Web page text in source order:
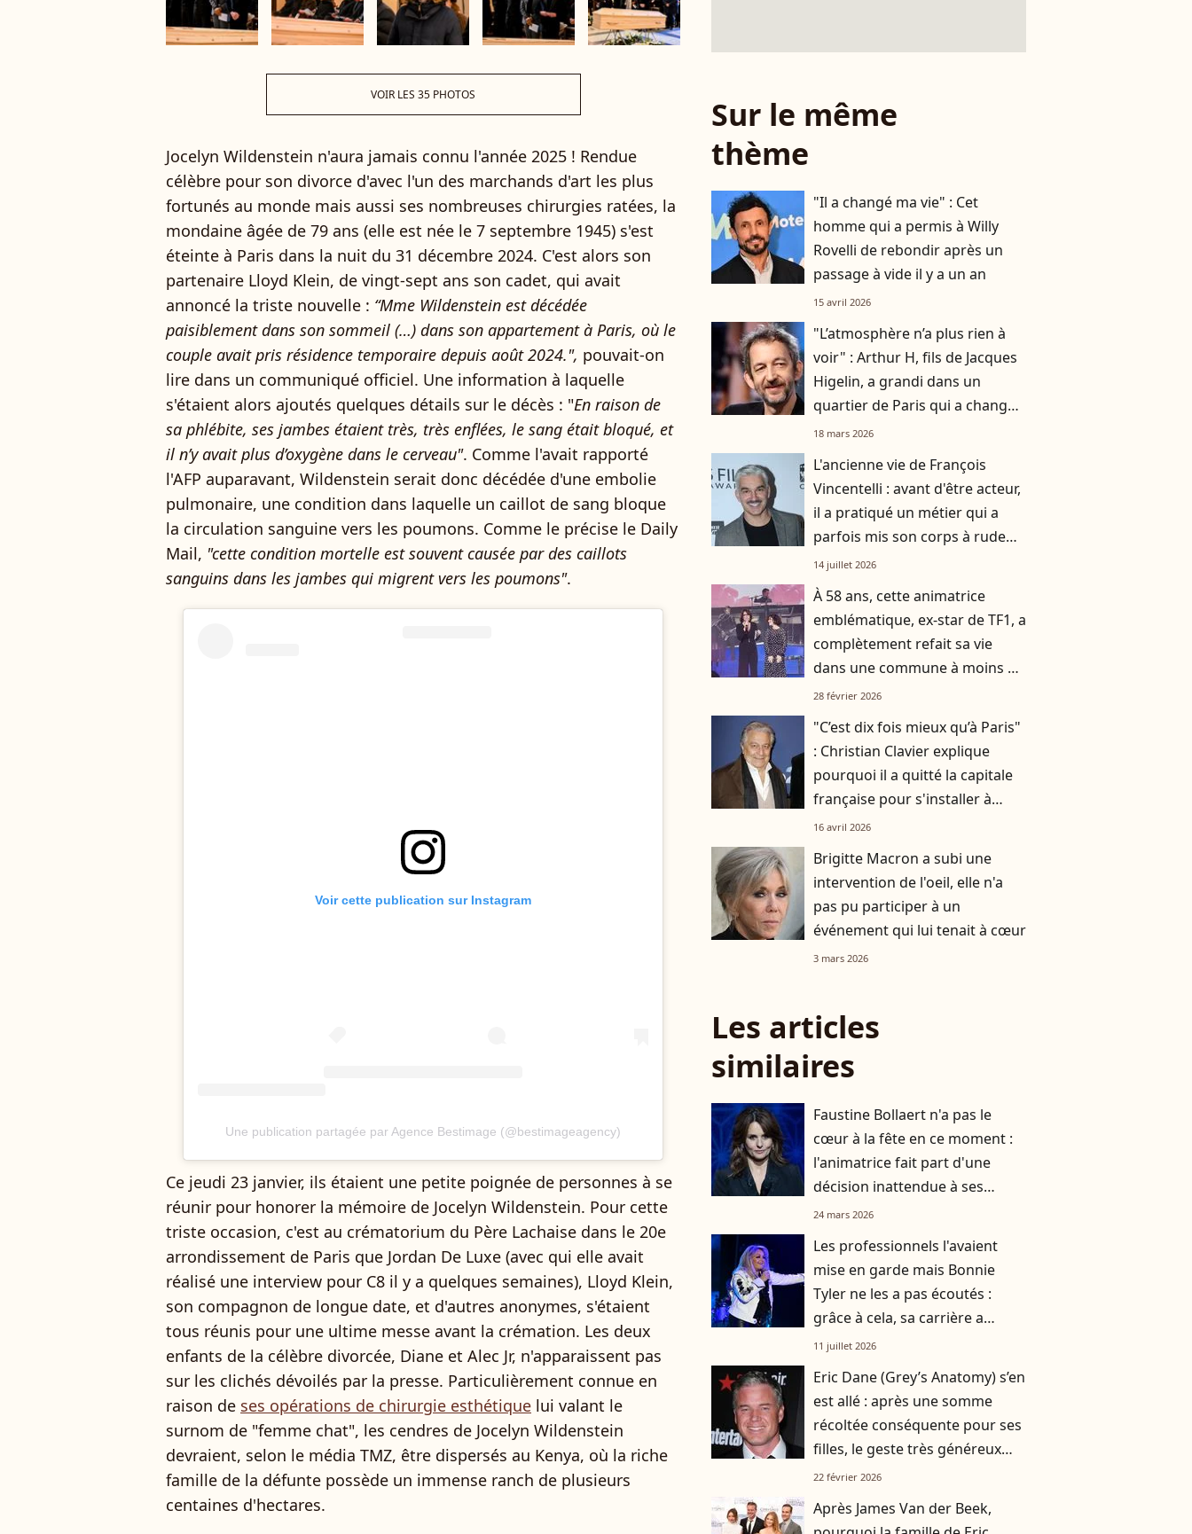
VOIR LES 35 PHOTOS
Jocelyn Wildenstein n'aura jamais connu l'année 2025 ! Rendue
célèbre pour son divorce d'avec l'un des marchands d'art les plus
fortunés au monde mais aussi ses nombreuses chirurgies ratées, la
mondaine âgée de 79 ans (elle est née le 7 septembre 1945) s'est
éteinte à Paris dans la nuit du 31 décembre 2024. C'est alors son
partenaire Lloyd Klein, de vingt-sept ans son cadet, qui avait
annoncé la triste nouvelle : “Mme Wildenstein est décédée
paisiblement dans son sommeil (…) dans son appartement à Paris, où le
couple avait pris résidence temporaire depuis août 2024.", pouvait-on
lire dans un communiqué officiel. Une information à laquelle
s'étaient alors ajoutés quelques détails sur le décès : "En raison de
sa phlébite, ses jambes étaient très, très enflées, le sang était bloqué, et
il n’y avait plus d’oxygène dans le cerveau". Comme l'avait rapporté
l'AFP auparavant, Wildenstein serait donc décédée d'une embolie
pulmonaire, une condition dans laquelle un caillot de sang bloque
la circulation sanguine vers les poumons. Comme le précise le Daily
Mail, "cette condition mortelle est souvent causée par des caillots
sanguins dans les jambes qui migrent vers les poumons".
Voir cette publication sur Instagram
Une publication partagée par Agence Bestimage (@bestimageagency)
Ce jeudi 23 janvier, ils étaient une petite poignée de personnes à se
réunir pour honorer la mémoire de Jocelyn Wildenstein. Pour cette
triste occasion, c'est au crématorium du Père Lachaise dans le 20e
arrondissement de Paris que Jordan De Luxe (avec qui elle avait
réalisé une interview pour C8 il y a quelques semaines), Lloyd Klein,
son compagnon de longue date, et d'autres anonymes, s'étaient
tous réunis pour une ultime messe avant la crémation. Les deux
enfants de la célèbre divorcée, Diane et Alec Jr, n'apparaissent pas
sur les clichés dévoilés par la presse. Particulièrement connue en
raison de ses opérations de chirurgie esthétique lui valant le
surnom de "femme chat", les cendres de Jocelyn Wildenstein
devraient, selon le média TMZ, être dispersés au Kenya, où la riche
famille de la défunte possède un immense ranch de plusieurs
centaines d'hectares.
Sur le même
thème
"Il a changé ma vie" : Cet
homme qui a permis à Willy
Rovelli de rebondir après un
passage à vide il y a un an
15 avril 2026
"L’atmosphère n’a plus rien à
voir" : Arthur H, fils de Jacques
Higelin, a grandi dans un
quartier de Paris qui a changé
du tout au tout
18 mars 2026
L'ancienne vie de François
Vincentelli : avant d'être acteur,
il a pratiqué un métier qui a
parfois mis son corps à rude
épreuve, la preuve en images
14 juillet 2026
À 58 ans, cette animatrice
emblématique, ex-star de TF1, a
complètement refait sa vie
dans une commune à moins de
deux heures d’avion de Paris
28 février 2026
"C’est dix fois mieux qu’à Paris"
: Christian Clavier explique
pourquoi il a quitté la capitale
française pour s'installer à
Bruxelles
16 avril 2026
Brigitte Macron a subi une
intervention de l'oeil, elle n'a
pas pu participer à un
événement qui lui tenait à cœur
3 mars 2026
Les articles
similaires
Faustine Bollaert n'a pas le
cœur à la fête en ce moment :
l'animatrice fait part d'une
décision inattendue à ses
abonnés sur les réseaux
24 mars 2026
Les professionnels l'avaient
mise en garde mais Bonnie
Tyler ne les a pas écoutés :
grâce à cela, sa carrière a
décollé
11 juillet 2026
Eric Dane (Grey’s Anatomy) s’en
est allé : après une somme
récoltée conséquente pour ses
filles, le geste très généreux
d’une grande star attire
22 février 2026
Après James Van der Beek,